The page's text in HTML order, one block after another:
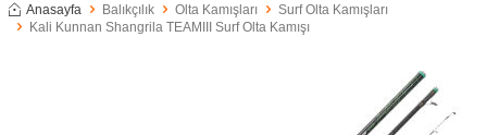
Anasayfa Balıkçılık Olta Kamışları
Surf Olta Kamışları
Kali Kunnan Shangrila TEAMIII Surf Olta Kamışı